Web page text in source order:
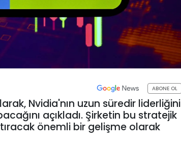
ABONE OL
Nvidia'nın uzun süredir liderliğini
açıkladı. Şirketin bu stratejik
önemli bir gelişme olarak